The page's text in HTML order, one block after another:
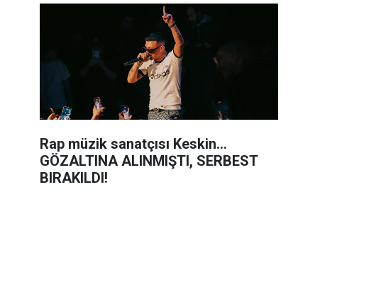
Rap müzik sanatçısı Keskin...
GÖZALTINA ALINMIŞTI, SERBEST
BIRAKILDI!